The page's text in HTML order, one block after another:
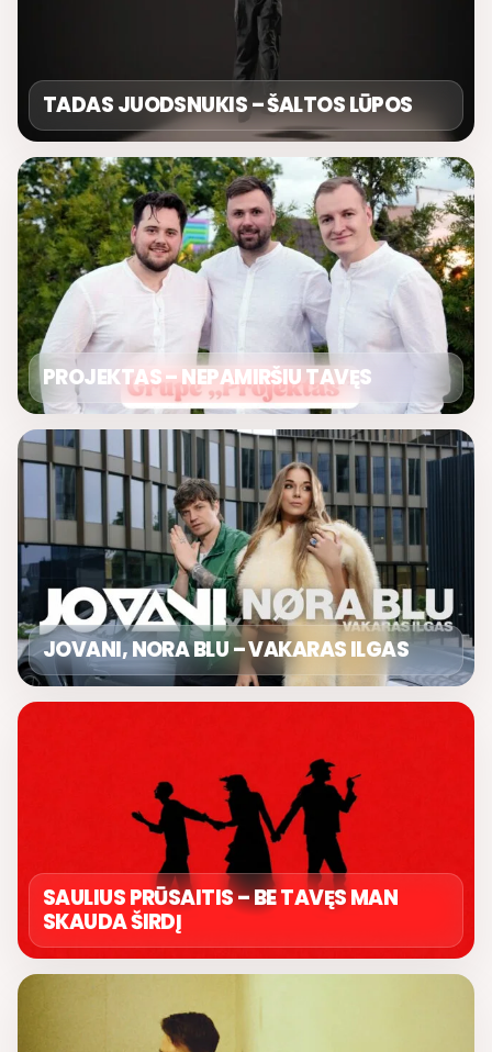
TADAS JUODSNUKIS – ŠALTOS LŪPOS
PROJEKTAS – NEPAMIRŠIU TAVĘS
JOVANI, NORA BLU – VAKARAS ILGAS
SAULIUS PRŪSAITIS – BE TAVĘS MAN
SKAUDA ŠIRDĮ